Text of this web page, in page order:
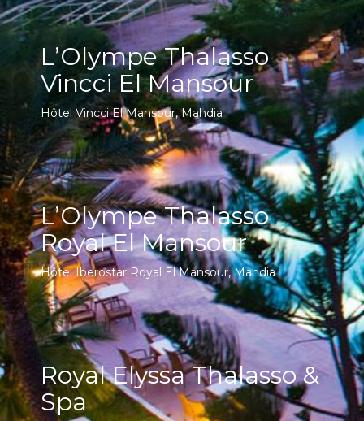
L’Olympe Thalasso
Vincci El Mansour
Hôtel Vincci El Mansour, Mahdia
L’Olympe Thalasso
Royal El Mansour
Hôtel Iberostar Royal El Mansour, Mahdia
Royal Elyssa Thalasso &
Spa